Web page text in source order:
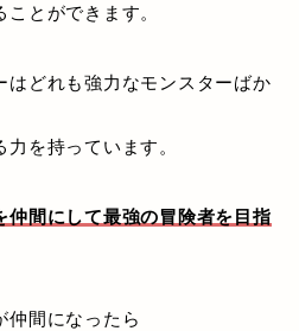
とができます。
はどれも強力なモンスターばか
を持っています。
仲間にして最強の冒険者を目指
仲間になったら